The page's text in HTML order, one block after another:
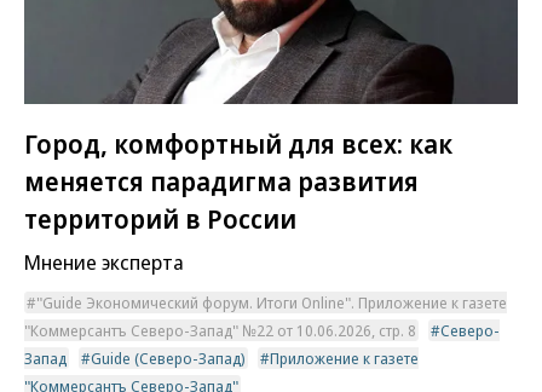
Город, комфортный для всех: как
меняется парадигма развития
территорий в России
Мнение эксперта
"Guide Экономический форум. Итоги Online". Приложение к газете
"Коммерсантъ Северо-Запад" №22 от 10.06.2026, стр. 8
Северо-
Запад
Guide (Северо-Запад)
Приложение к газете
"Коммерсантъ Северо-Запад"